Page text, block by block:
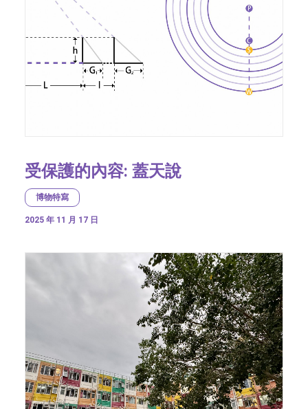
受保護的內容: 蓋天說
博物特寫
2025 年 11 月 17 日